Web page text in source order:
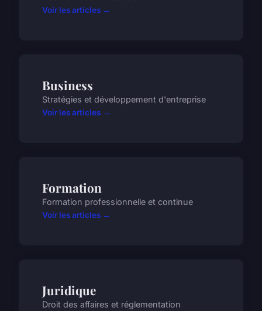
Voir les articles →
Business
Stratégies et développement d'entreprise
Voir les articles →
Formation
Formation professionnelle et continue
Voir les articles →
Juridique
Droit des affaires et réglementation